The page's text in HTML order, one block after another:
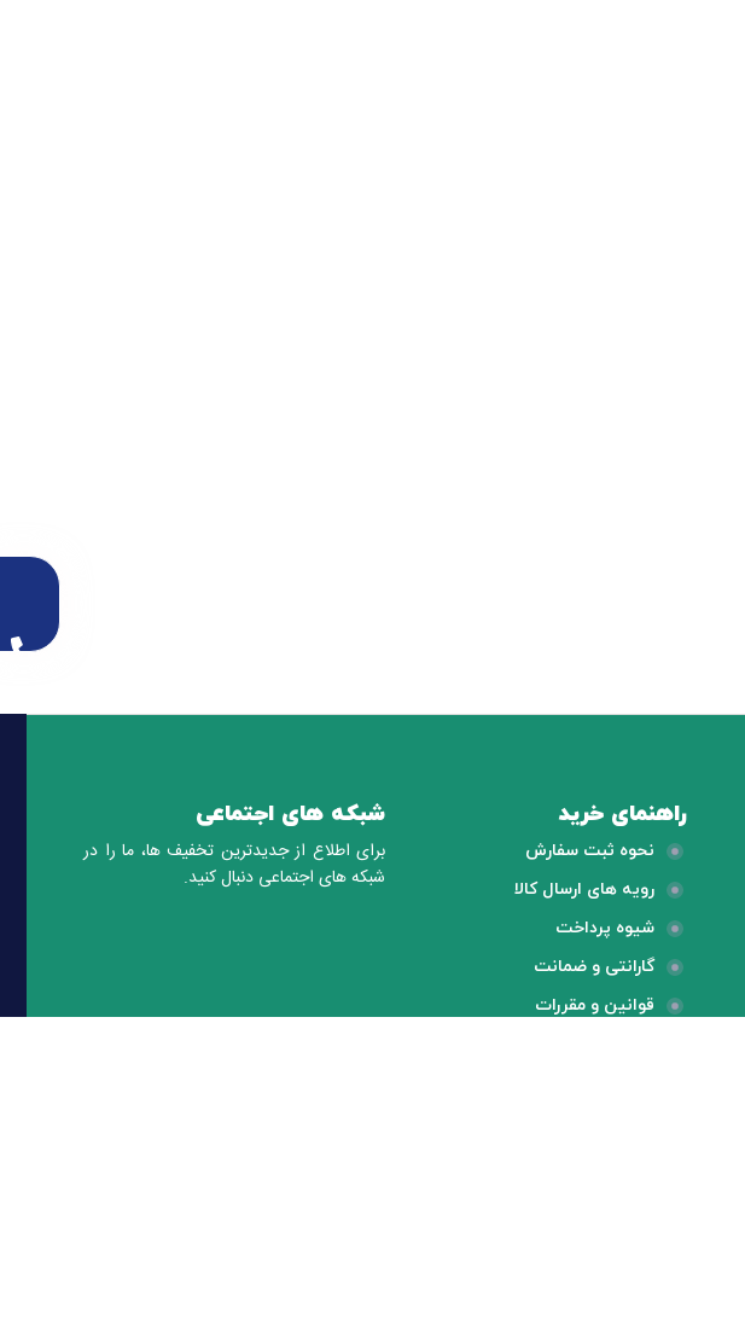
راهنمای خرید شبکه های اجتماعی
نحوه ثبت سفارش
رویه های ارسال کالا
شیوه پرداخت
گارانتی و ضمانت
قوانین و مقررات
برای اطلاع از جدیدترین تخفیف ها، ما را در
شبکه های اجتماعی دنبال کنید.